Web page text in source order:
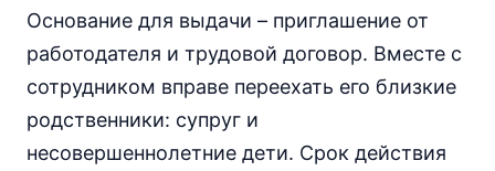
Основание для выдачи – приглашение от
работодателя и трудовой договор. Вместе с
сотрудником вправе переехать его близкие
родственники: супруг и
несовершеннолетние дети. Срок действия